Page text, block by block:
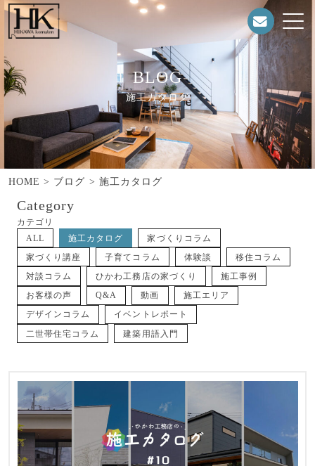
BLOG
施工カタログ
HOME > ブログ > 施工カタログ
Category
カテゴリ
ALL
施工カタログ
家づくりコラム
家づくり講座
子育てコラム 体験談
移住コラム
対談コラム
ひかわ工務店の家づくり
施工事例
お客様の声
Q&A 動画
施工エリア
デザインコラム
イベントレポート
二世帯住宅コラム
建築用語入門